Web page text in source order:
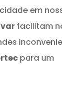
em
facilitam
para um